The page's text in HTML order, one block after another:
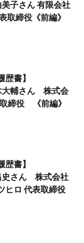
美子さん 有限会社
取締役《前編》
歴書】
大輔さん 株式会
締役 《前編》
歴書】
史さん 株式会社
ヒロ 代表取締役